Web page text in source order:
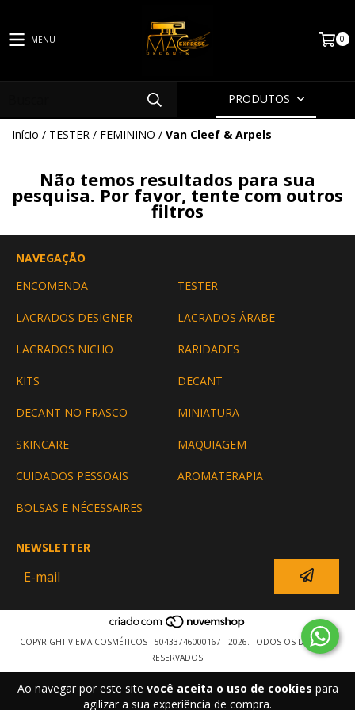
Ao navegar por este site você aceita o uso de cookies para
agilizar a sua experiência de compra.
MENU 0
PRODUTOS
Início / TESTER / FEMININO / Van Cleef & Arpels
Não temos resultados para sua
pesquisa. Por favor, tente com outros
filtros
NAVEGAÇÃO
ENCOMENDA
TESTER
LACRADOS DESIGNER LACRADOS ÁRABE
LACRADOS NICHO RARIDADES
KITS DECANT
DECANT NO FRASCO MINIATURA
SKINCARE MAQUIAGEM
CUIDADOS PESSOAIS AROMATERAPIA
BOLSAS E NÉCESSAIRES
NEWSLETTER
COPYRIGHT VIEMA COSMÉTICOS - 50433746000167 - 2026. TODOS OS DIREITOS
RESERVADOS.